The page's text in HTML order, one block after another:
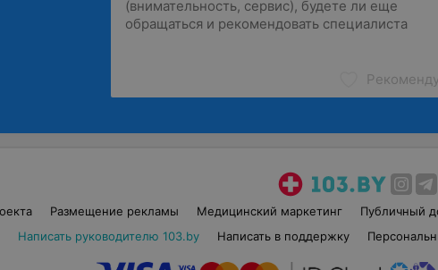
Размещение рекламы Медицинский маркетинг Публичный
Написать руководителю 103.by
Написать в поддержку